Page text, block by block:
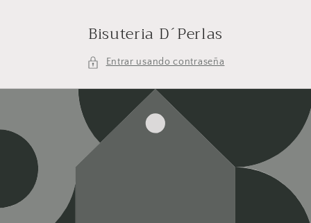
Bisuteria D´Perlas
Entrar usando contraseña